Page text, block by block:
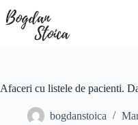
to
content
Afaceri cu listele de pacienti.
bogdanstoica